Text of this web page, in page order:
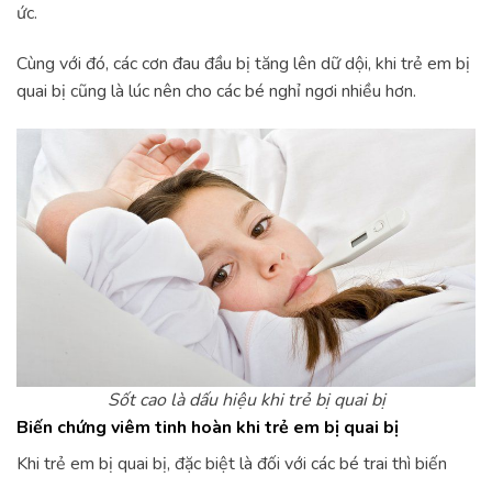
ức.
Cùng với đó, các cơn đau đầu bị tăng lên dữ dội, khi trẻ em bị
quai bị cũng là lúc nên cho các bé nghỉ ngơi nhiều hơn.
Sốt cao là dấu hiệu khi trẻ bị quai bị
Biến chứng viêm tinh hoàn khi trẻ em bị quai bị
Khi trẻ em bị quai bị, đặc biệt là đối với các bé trai thì biến